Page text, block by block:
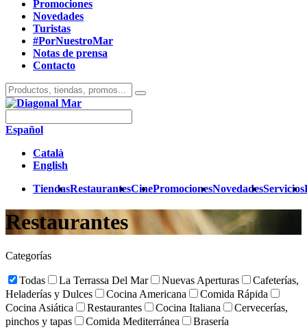
Promociones
Novedades
Turistas
#PorNuestroMar
Notas de prensa
Contacto
Español
Català
English
TiendasRestaurantesCinePromocionesNovedadesServicios
Restaurantes
Categorías
Todas La Terrassa Del Mar Nuevas Aperturas
Cafeterías,
Heladerías y Dulces
Cocina Americana
Comida Rápida
Cocina Asiática
Restaurantes Cocina Italiana
Cervecerías,
pinchos y tapas
Comida Mediterránea
Brasería